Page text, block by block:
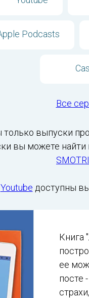
Podcasts
Все
выпуски
вы можете
Youtube доступны
Книга
ее
посте